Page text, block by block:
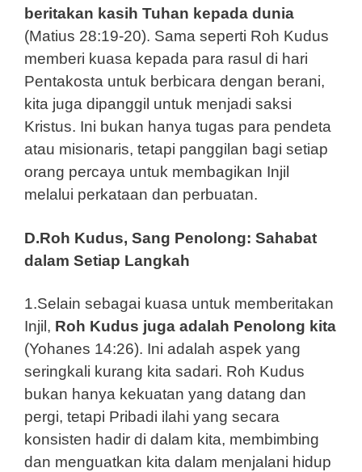
beritakan kasih Tuhan kepada dunia
(Matius 28:19-20). Sama seperti Roh Kudus
memberi kuasa kepada para rasul di hari
Pentakosta untuk berbicara dengan berani,
kita juga dipanggil untuk menjadi saksi
Kristus. Ini bukan hanya tugas para pendeta
atau misionaris, tetapi panggilan bagi setiap
orang percaya untuk membagikan Injil
melalui perkataan dan perbuatan.
D.Roh Kudus, Sang Penolong: Sahabat
dalam Setiap Langkah
1.Selain sebagai kuasa untuk memberitakan
Injil, Roh Kudus juga adalah Penolong kita
(Yohanes 14:26). Ini adalah aspek yang
seringkali kurang kita sadari. Roh Kudus
bukan hanya kekuatan yang datang dan
pergi, tetapi Pribadi ilahi yang secara
konsisten hadir di dalam kita, membimbing
dan menguatkan kita dalam menjalani hidup